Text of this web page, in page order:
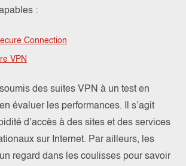
:
Connection
VPN
des suites VPN à un test en
évaluer les performances. Il s’agit
d’accès à des sites et des services
sur Internet. Par ailleurs, les
regard dans les coulisses pour savoir